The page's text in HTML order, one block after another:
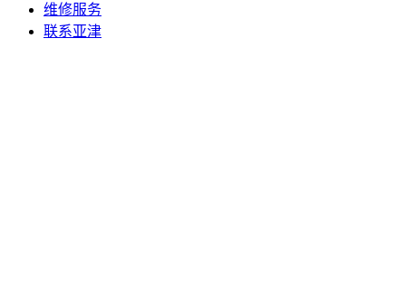
维修服务
联系亚津